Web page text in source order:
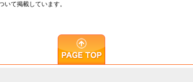
て掲載しています。